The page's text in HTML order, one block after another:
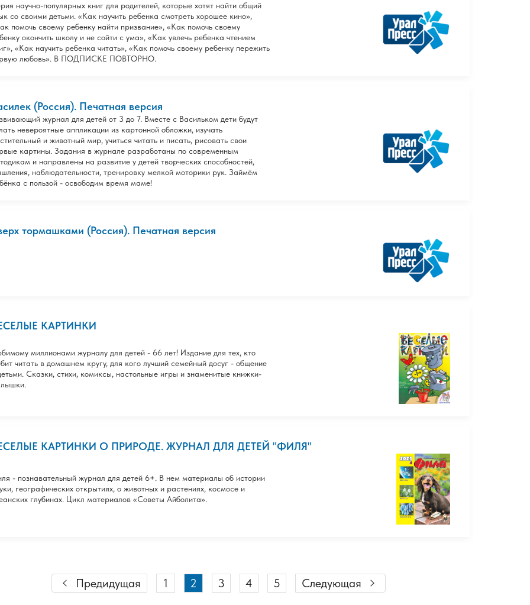
научно-популярных книг для родителей, которые хотят найти общий
со своими детьми. «Как научить ребенка смотреть хорошее кино»,
помочь своему ребенку найти призвание», «Как помочь своему
окончить школу и не сойти с ума», «Как увлечь ребенка чтением
«Как научить ребенка читать», «Как помочь своему ребенку пережить
любовь». В ПОДПИСКЕ ПОВТОРНО.
(Россия). Печатная версия
журнал для детей от 3 до 7. Вместе с Васильком дети будут
невероятные аппликации из картонной обложки, изучать
и животный мир, учиться читать и писать, рисовать свои
картины. Задания в журнале разработаны по современным
и направлены на развитие у детей творческих способностей,
наблюдательности, тренировку мелкой моторики рук. Займём
с пользой - освободим время маме!
тормашками (Россия). Печатная версия
КАРТИНКИ
миллионами журналу для детей - 66 лет! Издание для тех, кто
читать в домашнем кругу, для кого лучший семейный досуг - общение
Сказки, стихи, комиксы, настольные игры и знаменитые книжки-
КАРТИНКИ О ПРИРОДЕ. ЖУРНАЛ ДЛЯ ДЕТЕЙ "ФИЛЯ"
- познавательный журнал для детей 6+. В нем материалы об истории
географических открытиях, о животных и растениях, космосе и
глубинах. Цикл материалов «Советы Айболита».
Предидущая 1 2 3 4 5 Следующая